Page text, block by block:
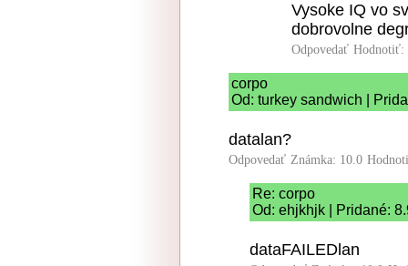
Vysoke IQ vo
dobrovolne
Odpovedať Hodnotiť:
corpo
Od: turkey sandwich |
datalan?
Odpovedať Známka: 10.0
Re: corpo
Od: ehjkhjk | Pridané:
dataFAILEDlan